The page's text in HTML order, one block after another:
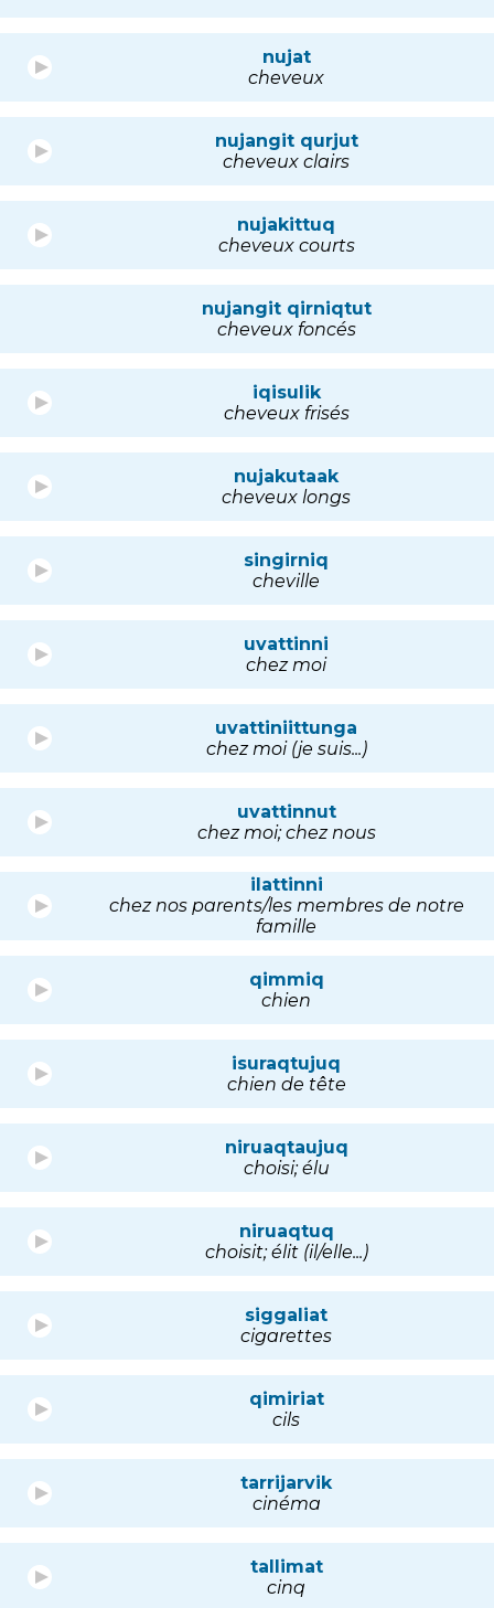
nujat
cheveux
nujangit qurjut
cheveux clairs
nujakittuq
cheveux courts
nujangit qirniqtut
cheveux foncés
iqisulik
cheveux frisés
nujakutaak
cheveux longs
singirniq
cheville
uvattinni
chez moi
uvattiniittunga
chez moi (je suis...)
uvattinnut
chez moi; chez nous
ilattinni
chez nos parents/les membres de notre
famille
qimmiq
chien
isuraqtujuq
chien de tête
niruaqtaujuq
choisi; élu
niruaqtuq
choisit; élit (il/elle...)
siggaliat
cigarettes
qimiriat
cils
tarrijarvik
cinéma
tallimat
cinq